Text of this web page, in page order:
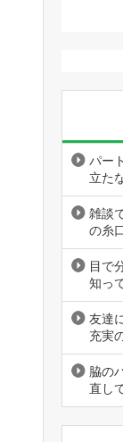
パー
立た
雑談
の糸
目で
知っ
友達
充実
脇の
直し